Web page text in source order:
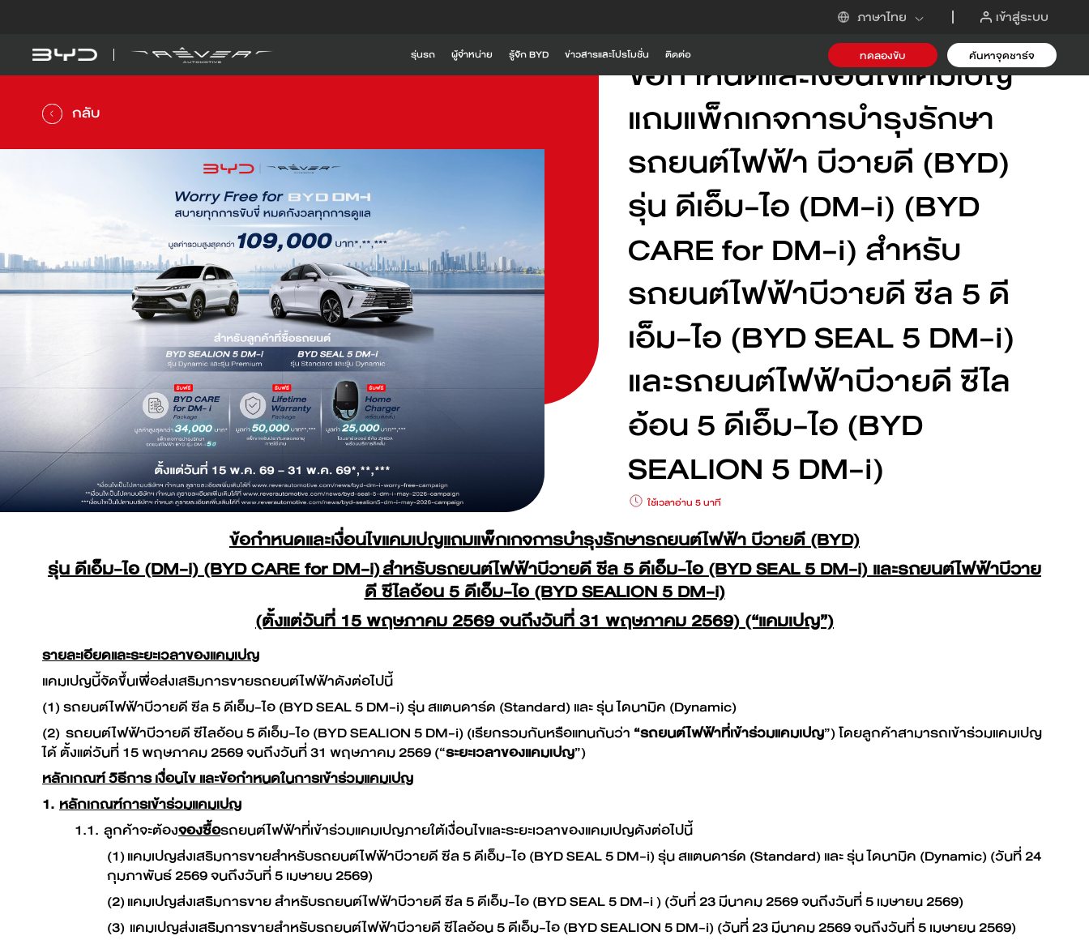
ภาษาไทย เข้าสู่ระบบ
รุ่นรถ
รุ่นรถ
ดูเพิ่มเติม ดูเพิ่มเติม
BYD SEALION 5 DM-i
ดูเพิ่มเติม
EV BYD ATTO 1
ดูเพิ่มเติม
BYD ATTO 2 BYD SEAL 6
ดูเพิ่มเติม
BYD SEALION 7 BYD SEAL BYD ATTO 3
BYD DOLPHIN
คำนวณค่าไฟรถ EV ค้นหาสถานีชาร์จ
ผู้จำหน่าย รู้จัก BYD
รู้จัก BYD
นวัตกรรมการขับขี่
คำนวณค่าไฟรถ EV ค้นหาสถานีชาร์จ ขอข้อเสนอ
ข่าวสารและโปรโมชั่น ติดต่อ ทดลองขับ ค้นหาจุดชาร์จ
กลับ
ข้อกำหนดและเงื่อนไขแคมเปญ
แถมแพ็กเกจการบำรุงรักษา
รถยนต์ไฟฟ้า บีวายดี (BYD)
รุ่น ดีเอ็ม-ไอ (DM-i) (BYD
CARE for DM-i) สำหรับ
รถยนต์ไฟฟ้าบีวายดี ซีล 5 ดี
เอ็ม-ไอ (BYD SEAL 5 DM-i)
และรถยนต์ไฟฟ้าบีวายดี ซีไล
อ้อน 5 ดีเอ็ม-ไอ (BYD
SEALION 5 DM-i)
ใช้เวลาอ่าน 5 นาที
ข้อกำหนดและเงื่อนไขแคมเปญแถมแพ็กเกจการบำรุงรักษารถยนต์ไฟฟ้า บีวายดี (BYD)
รุ่น ดีเอ็ม-ไอ (DM-i) (BYD CARE for DM-i) สำหรับรถยนต์ไฟฟ้าบีวายดี ซีล 5 ดีเอ็ม-ไอ (BYD SEAL 5 DM-i) และรถยนต์ไฟฟ้าบีวาย
ดี ซีไลอ้อน 5 ดีเอ็ม-ไอ (BYD SEALION 5 DM-i)
(ตั้งแต่วันที่ 15 พฤษภาคม 2569 จนถึงวันที่ 31 พฤษภาคม 2569) (“แคมเปญ”)
รายละเอียดและระยะเวลาของแคมเปญ
แคมเปญนี้จัดขึ้นเพื่อส่งเสริมการขายรถยนต์ไฟฟ้าดังต่อไปนี้
(1) รถยนต์ไฟฟ้าบีวายดี ซีล 5 ดีเอ็ม-ไอ (BYD SEAL 5 DM-i) รุ่น สแตนดาร์ด (Standard) และ รุ่น ไดนามิค (Dynamic)
(2) รถยนต์ไฟฟ้าบีวายดี ซีไลอ้อน 5 ดีเอ็ม-ไอ (BYD SEALION 5 DM-i) (เรียกรวมกันหรือแทนกันว่า “รถยนต์ไฟฟ้าที่เข้าร่วมแคมเปญ”) โดยลูกค้าสามารถเข้าร่วมแคมเปญ
ได้ ตั้งแต่วันที่ 15 พฤษภาคม 2569 จนถึงวันที่ 31 พฤษภาคม 2569 (“ระยะเวลาของแคมเปญ”)
หลักเกณฑ์ วิธีการ เงื่อนไข และข้อกำหนดในการเข้าร่วมแคมเปญ
1. หลักเกณฑ์การเข้าร่วมแคมเปญ
1.1. ลูกค้าจะต้องจองซื้อรถยนต์ไฟฟ้าที่เข้าร่วมแคมเปญภายใต้เงื่อนไขและระยะเวลาของแคมเปญดังต่อไปนี้
(1) แคมเปญส่งเสริมการขายสำหรับรถยนต์ไฟฟ้าบีวายดี ซีล 5 ดีเอ็ม-ไอ (BYD SEAL 5 DM-i) รุ่น สแตนดาร์ด (Standard) และ รุ่น ไดนามิค (Dynamic) (วันที่ 24
กุมภาพันธ์ 2569 จนถึงวันที่ 5 เมษายน 2569)
(2) แคมเปญส่งเสริมการขาย สำหรับรถยนต์ไฟฟ้าบีวายดี ซีล 5 ดีเอ็ม-ไอ (BYD SEAL 5 DM-i ) (วันที่ 23 มีนาคม 2569 จนถึงวันที่ 5 เมษายน 2569)
(3) แคมเปญส่งเสริมการขายสำหรับรถยนต์ไฟฟ้าบีวายดี ซีไลอ้อน 5 ดีเอ็ม-ไอ (BYD SEALION 5 DM-i) (วันที่ 23 มีนาคม 2569 จนถึงวันที่ 5 เมษายน 2569)